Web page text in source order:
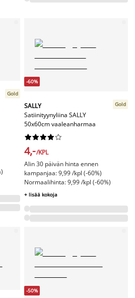
Gold
-60%
SALLY
Satiinityynyliina SALLY
50x60cm vaaleanharmaa
Gold






4,-/KPL
Alin 30 päivän hinta ennen
kampanjaa: 9,99 /kpl (-60%)
Normaalihinta: 9,99 /kpl (-60%)
+ lisää kokoja
-50%